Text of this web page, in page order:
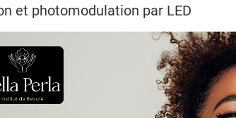
et photomodulation par LED